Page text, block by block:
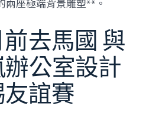
兩座極端背景雕塑**。
去馬國 與
公室設計
誼賽